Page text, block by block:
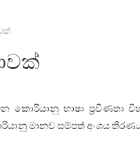
භාෂා ප‍්‍රවීණතා
මානව සම්පත් අංශය